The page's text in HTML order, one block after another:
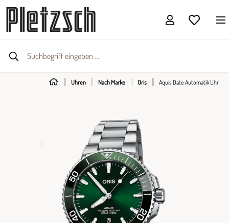
Uhren Nach Marke Oris Aquis Date Automatik Uhr